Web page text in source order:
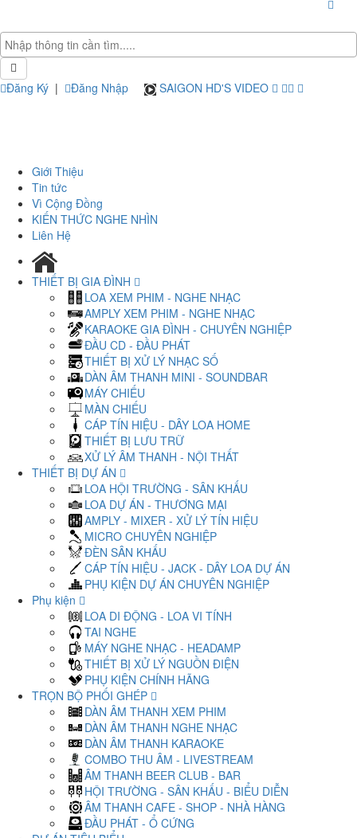
Đăng Ký | Đăng Nhập SAIGON HD'S VIDEO
Giới Thiệu
Tin tức
Vì Cộng Đồng
KIẾN THỨC NGHE NHÌN
Liên Hệ
THIẾT BỊ GIA ĐÌNH
LOA XEM PHIM - NGHE NHẠC
AMPLY XEM PHIM - NGHE NHẠC
KARAOKE GIA ĐÌNH - CHUYÊN NGHIỆP
ĐẦU CD - ĐẦU PHÁT
THIẾT BỊ XỬ LÝ NHẠC SỐ
DÀN ÂM THANH MINI - SOUNDBAR
MÁY CHIẾU
MÀN CHIẾU
CÁP TÍN HIỆU - DÂY LOA HOME
THIẾT BỊ LƯU TRỮ
XỬ LÝ ÂM THANH - NỘI THẤT
THIẾT BỊ DỰ ÁN
LOA HỘI TRƯỜNG - SÂN KHẤU
LOA DỰ ÁN - THƯƠNG MẠI
AMPLY - MIXER - XỬ LÝ TÍN HIỆU
MICRO CHUYÊN NGHIỆP
ĐÈN SÂN KHẤU
CÁP TÍN HIỆU - JACK - DÂY LOA DỰ ÁN
PHỤ KIỆN DỰ ÁN CHUYÊN NGHIỆP
Phụ kiện
LOA DI ĐỘNG - LOA VI TÍNH
TAI NGHE
MÁY NGHE NHẠC - HEADAMP
THIẾT BỊ XỬ LÝ NGUỒN ĐIỆN
PHỤ KIỆN CHÍNH HÃNG
TRỌN BỘ PHỐI GHÉP
DÀN ÂM THANH XEM PHIM
DÀN ÂM THANH NGHE NHẠC
DÀN ÂM THANH KARAOKE
COMBO THU ÂM - LIVESTREAM
ÂM THANH BEER CLUB - BAR
HỘI TRƯỜNG - SÂN KHẤU - BIỂU DIỄN
ÂM THANH CAFE - SHOP - NHÀ HÀNG
ĐẦU PHÁT - Ổ CỨNG